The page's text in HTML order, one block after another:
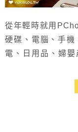
從年輕時就用
硬碟、電腦、手
電、日用品、婦
的拜拜食品還有
公公覺得非常不